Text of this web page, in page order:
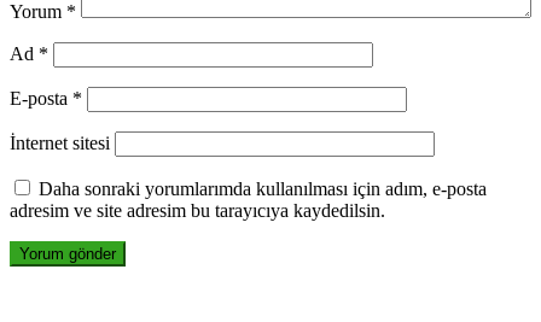
Yorum *
Ad *
E-posta *
İnternet sitesi
Daha sonraki yorumlarımda kullanılması için adım, e-posta
adresim ve site adresim bu tarayıcıya kaydedilsin.